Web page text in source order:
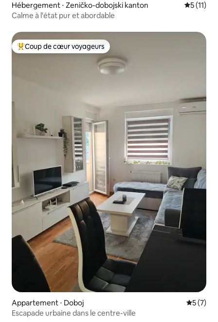
Hébergement ⋅ Zeničko-dobojski kanton
5 (11)
Calme à l'état pur et abordable
Coups de cœur voyageurs les plus appréciés
Coup de cœur voyageurs
Appartement ⋅ Doboj
5 (7)
Escapade urbaine dans le centre-ville